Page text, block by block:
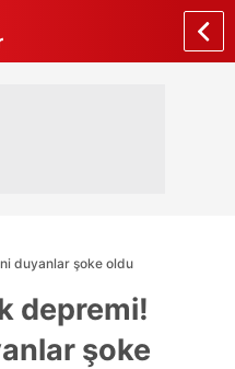
duyanlar şoke oldu
depremi!
şoke